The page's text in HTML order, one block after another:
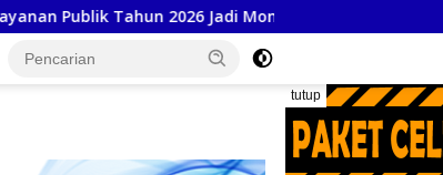
Jadi Momentum Perbaikan Kualitas Layanan
tutup